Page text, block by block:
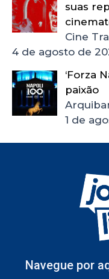
suas
Cine
4 de agosto de
‘Forza
paixão
1 de
Navegue por